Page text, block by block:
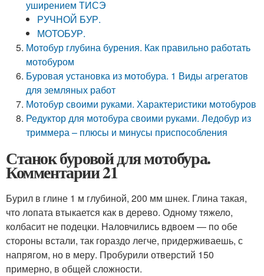
уширением ТИСЭ
РУЧНОЙ БУР.
МОТОБУР.
Мотобур глубина бурения. Как правильно работать
мотобуром
Буровая установка из мотобура. 1 Виды агрегатов
для земляных работ
Мотобур своими руками. Характеристики мотобуров
Редуктор для мотобура своими руками. Ледобур из
триммера – плюсы и минусы приспособления
Станок буровой для мотобура.
Комментарии 21
Бурил в глине 1 м глубиной, 200 мм шнек. Глина такая,
что лопата втыкается как в дерево. Одному тяжело,
колбасит не подецки. Наловчились вдвоем — по обе
стороны встали, так гораздо легче, придерживаешь, с
напрягом, но в меру. Пробурили отверстий 150
примерно, в общей сложности.